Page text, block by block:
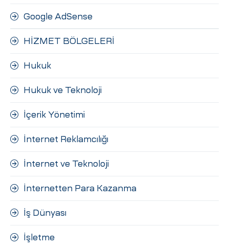
Google AdSense
HİZMET BÖLGELERİ
Hukuk
Hukuk ve Teknoloji
İçerik Yönetimi
İnternet Reklamcılığı
İnternet ve Teknoloji
İnternetten Para Kazanma
İş Dünyası
İşletme